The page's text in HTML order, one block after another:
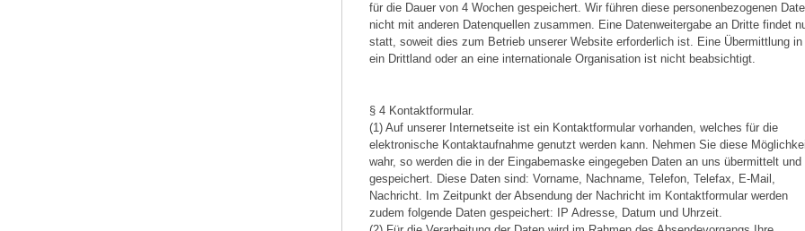
für die Dauer von 4 Wochen gespeichert. Wir führen diese personenbezogenen
nicht mit anderen Datenquellen zusammen. Eine Datenweitergabe an Dritte findet
statt, soweit dies zum Betrieb unserer Website erforderlich ist. Eine Übermittlung in
ein Drittland oder an eine internationale Organisation ist nicht beabsichtigt.
§ 4 Kontaktformular.
(1) Auf unserer Internetseite ist ein Kontaktformular vorhanden, welches für die
elektronische Kontaktaufnahme genutzt werden kann. Nehmen Sie diese
wahr, so werden die in der Eingabemaske eingegeben Daten an uns übermittelt und
gespeichert. Diese Daten sind: Vorname, Nachname, Telefon, Telefax, E-Mail,
Nachricht. Im Zeitpunkt der Absendung der Nachricht im Kontaktformular werden
zudem folgende Daten gespeichert: IP Adresse, Datum und Uhrzeit.